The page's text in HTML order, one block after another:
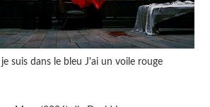
suis dans le bleu J'ai un voile rouge